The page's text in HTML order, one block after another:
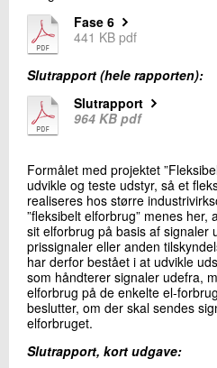
Fase 6
441 KB pdf
Slutrapport (hele rapporten):
Slutrapport
964 KB pdf
Formålet med projektet
udvikle og teste udstyr, så et
realiseres hos større
”fleksibelt elforbrug” menes
sit elforbrug på basis af signaler
prissignaler eller anden
har derfor bestået i at udvikle
som håndterer signaler udefra,
elforbrug på de enkelte el-
beslutter, om der skal sendes
elforbruget.
Slutrapport, kort udgave: